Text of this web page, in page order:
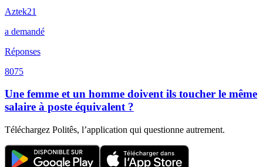
Aztek21
a demandé
Réponses
8075
Une femme et un homme doivent ils toucher le même
salaire à poste équivalent ?
Téléchargez Politês, l’application qui questionne autrement.